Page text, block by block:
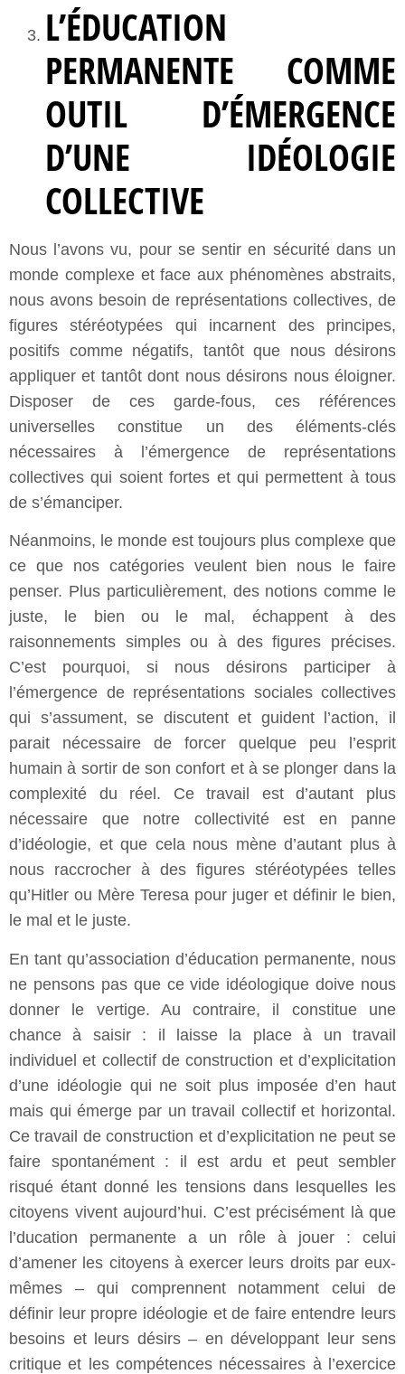
L’ÉDUCATION
PERMANENTE COMME
OUTIL D’ÉMERGENCE
D’UNE IDÉOLOGIE
COLLECTIVE
Nous l’avons vu, pour se sentir en sécurité dans un
monde complexe et face aux phénomènes abstraits,
nous avons besoin de représentations collectives, de
figures stéréotypées qui incarnent des principes,
positifs comme négatifs, tantôt que nous désirons
appliquer et tantôt dont nous désirons nous éloigner.
Disposer de ces garde-fous, ces références
universelles constitue un des éléments-clés
nécessaires à l’émergence de représentations
collectives qui soient fortes et qui permettent à tous
de s’émanciper.
Néanmoins, le monde est toujours plus complexe que
ce que nos catégories veulent bien nous le faire
penser. Plus particulièrement, des notions comme le
juste, le bien ou le mal, échappent à des
raisonnements simples ou à des figures précises.
C’est pourquoi, si nous désirons participer à
l’émergence de représentations sociales collectives
qui s’assument, se discutent et guident l’action, il
parait nécessaire de forcer quelque peu l’esprit
humain à sortir de son confort et à se plonger dans la
complexité du réel. Ce travail est d’autant plus
nécessaire que notre collectivité est en panne
d’idéologie, et que cela nous mène d’autant plus à
nous raccrocher à des figures stéréotypées telles
qu’Hitler ou Mère Teresa pour juger et définir le bien,
le mal et le juste.
En tant qu’association d’éducation permanente, nous
ne pensons pas que ce vide idéologique doive nous
donner le vertige. Au contraire, il constitue une
chance à saisir : il laisse la place à un travail
individuel et collectif de construction et d’explicitation
d’une idéologie qui ne soit plus imposée d’en haut
mais qui émerge par un travail collectif et horizontal.
Ce travail de construction et d’explicitation ne peut se
faire spontanément : il est ardu et peut sembler
risqué étant donné les tensions dans lesquelles les
citoyens vivent aujourd’hui. C’est précisément là que
l’ducation permanente a un rôle à jouer : celui
d’amener les citoyens à exercer leurs droits par eux-
mêmes – qui comprennent notamment celui de
définir leur propre idéologie et de faire entendre leurs
besoins et leurs désirs – en développant leur sens
critique et les compétences nécessaires à l’exercice